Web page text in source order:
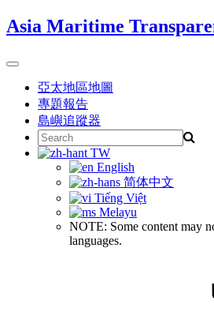
Skip
to
Asia Maritime
Toggle
navigation亞太地區地圖
專題報告
島嶼追蹤器
Search
for:
TW
English
简体中文
Tiếng Việt
Melayu
NOTE: Some content may
languages.